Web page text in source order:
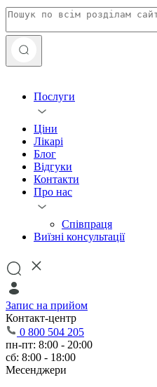
Послуги
Ціни
Лікарі
Блог
Відгуки
Контакти
Про нас
Співпраця
Виїзні консультації
Запис на прийом
Контакт-центр
0 800 504 205
пн-пт: 8:00 - 20:00
сб: 8:00 - 18:00
Месенджери